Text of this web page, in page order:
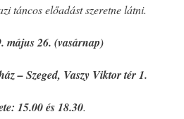
táncos előadást szeretne látni.
május 26. (vasárnap)
– Szeged, Vaszy Viktor tér 1.
15.00 és 18.30.